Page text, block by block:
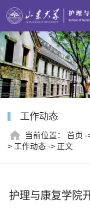
工作动态
当前位置： 首页 -
> 工作动态 -> 正文
护理与康复学院